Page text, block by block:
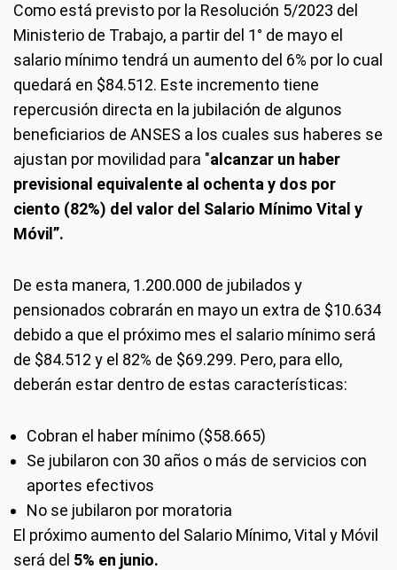
Como está previsto por la Resolución 5/2023 del
Ministerio de Trabajo, a partir del 1° de mayo el
salario mínimo tendrá un aumento del 6% por lo cual
quedará en $84.512. Este incremento tiene
repercusión directa en la jubilación de algunos
beneficiarios de ANSES a los cuales sus haberes se
ajustan por movilidad para "alcanzar un haber
previsional equivalente al ochenta y dos por
ciento (82%) del valor del Salario Mínimo Vital y
Móvil”.
De esta manera, 1.200.000 de jubilados y
pensionados cobrarán en mayo un extra de $10.634
debido a que el próximo mes el salario mínimo será
de $84.512 y el 82% de $69.299. Pero, para ello,
deberán estar dentro de estas características:
Cobran el haber mínimo ($58.665)
Se jubilaron con 30 años o más de servicios con
aportes efectivos
No se jubilaron por moratoria
El próximo aumento del Salario Mínimo, Vital y Móvil
será del 5% en junio.